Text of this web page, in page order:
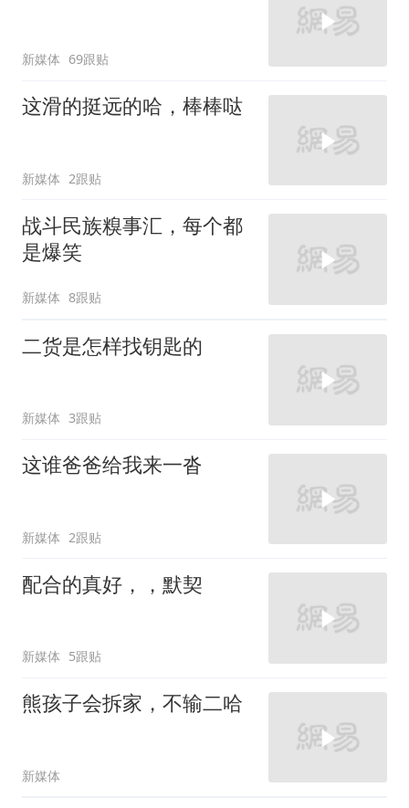
新媒体 69跟贴
这滑的挺远的哈，棒棒哒
新媒体 2跟贴
战斗民族糗事汇，每个都
是爆笑
新媒体 8跟贴
二货是怎样找钥匙的
新媒体 3跟贴
这谁爸爸给我来一沓
新媒体 2跟贴
配合的真好，，默契
新媒体 5跟贴
熊孩子会拆家，不输二哈
新媒体